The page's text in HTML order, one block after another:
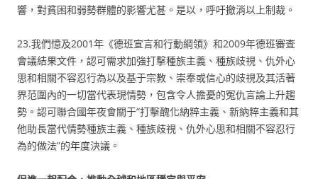
響，對貧困和弱勢群體的影響尤甚。是以，呼吁撤消以上制裁。
23.我們憶及2001年《德班宣言和行動綱領》和2009年德班審查
會議結果文件，認可需求加強打擊種族主義、種族歧視、仇外心
思和相關不容忍行為以及基于宗教、崇奉或信心的歧視及其活著
界范圍內的一切當代表現情勢，包含令人擔憂的冤仇言論上升趨
勢。認可聯合國年夜會關于“打擊醜化納粹主義、新納粹主義和其
他助長當代情勢種族主義、種族歧視、仇外心思和相關不容忍行
為的做法”的年度決議。